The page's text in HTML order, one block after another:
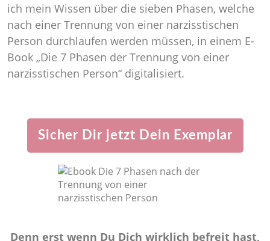
ich mein Wissen über die sieben Phasen, welche
nach einer Trennung von einer narzisstischen
Person durchlaufen werden müssen, in einem E-
Book „Die 7 Phasen der Trennung von einer
narzisstischen Person“ digitalisiert.
Sicher Dir jetzt Dein Exemplar
Denn erst wenn Du Dich wirklich befreit hast,